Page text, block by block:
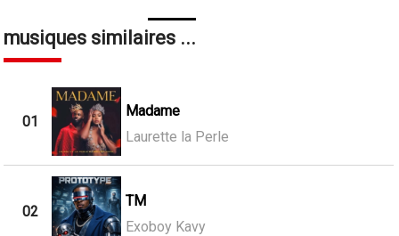
musiques similaires ...
01
Madame
Laurette la Perle
02
TM
Exoboy Kavy